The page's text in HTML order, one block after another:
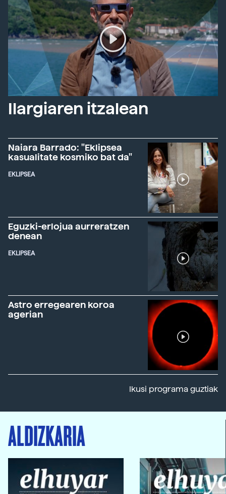
Ilargiaren itzalean
Naiara Barrado: "Eklipsea
kasualitate kosmiko bat da"
EKLIPSEA
Eguzki-erlojua aurreratzen
denean
EKLIPSEA
Astro erregearen koroa
agerian
Ikusi programa guztiak
ALDIZKARIA